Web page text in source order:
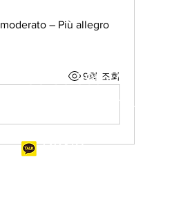
– Più allegro
9회 조회
136-56 39th Ave
info@rkny.live
RKNY